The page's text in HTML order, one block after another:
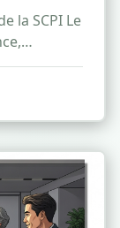
la SCPI Le